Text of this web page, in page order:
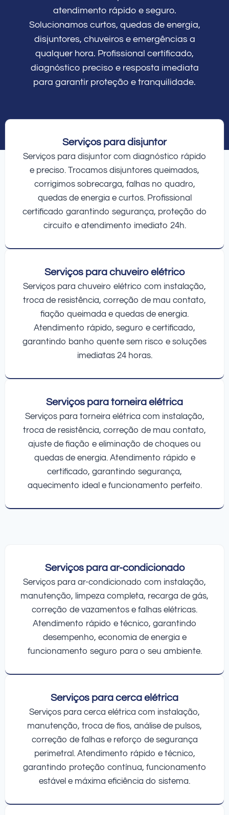
atendimento rápido e seguro.
Solucionamos curtos, quedas de energia,
disjuntores, chuveiros e emergências a
qualquer hora. Profissional certificado,
diagnóstico preciso e resposta imediata
para garantir proteção e tranquilidade.
Serviços para disjuntor
Serviços para disjuntor com diagnóstico rápido
e preciso. Trocamos disjuntores queimados,
corrigimos sobrecarga, falhas no quadro,
quedas de energia e curtos. Profissional
certificado garantindo segurança, proteção do
circuito e atendimento imediato 24h.
Serviços para chuveiro elétrico
Serviços para chuveiro elétrico com instalação,
troca de resistência, correção de mau contato,
fiação queimada e quedas de energia.
Atendimento rápido, seguro e certificado,
garantindo banho quente sem risco e soluções
imediatas 24 horas.
Serviços para torneira elétrica
Serviços para torneira elétrica com instalação,
troca de resistência, correção de mau contato,
ajuste de fiação e eliminação de choques ou
quedas de energia. Atendimento rápido e
certificado, garantindo segurança,
aquecimento ideal e funcionamento perfeito.
Serviços para ar-condicionado
Serviços para ar-condicionado com instalação,
manutenção, limpeza completa, recarga de gás,
correção de vazamentos e falhas elétricas.
Atendimento rápido e técnico, garantindo
desempenho, economia de energia e
funcionamento seguro para o seu ambiente.
Serviços para cerca elétrica
Serviços para cerca elétrica com instalação,
manutenção, troca de fios, análise de pulsos,
correção de falhas e reforço de segurança
perimetral. Atendimento rápido e técnico,
garantindo proteção contínua, funcionamento
estável e máxima eficiência do sistema.